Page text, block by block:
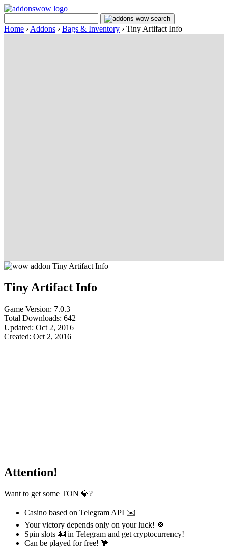
Home › Addons › Bags & Inventory › Tiny Artifact Info
Tiny Artifact Info
Game Version: 7.0.3
Total Downloads: 642
Updated: Oct 2, 2016
Created: Oct 2, 2016
Attention!
Want to get some TON 💎?
Casino based on Telegram API ✉️
Your victory depends only on your luck! 🍀
Spin slots 🎰 in Telegram and get cryptocurrency!
Can be played for free! 🐪